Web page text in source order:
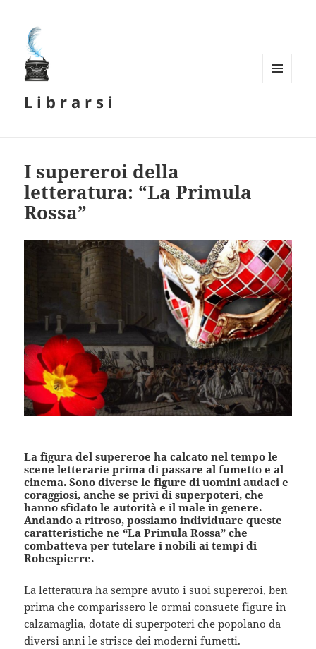
L i b r a r s i
I supereroi della
letteratura: “La Primula
Rossa”
La figura del supereroe ha calcato nel tempo le
scene letterarie prima di passare al fumetto e al
cinema. Sono diverse le figure di uomini audaci e
coraggiosi, anche se privi di superpoteri, che
hanno sfidato le autorità e il male in genere.
Andando a ritroso, possiamo individuare queste
caratteristiche ne “La Primula Rossa” che
combatteva per tutelare i nobili ai tempi di
Robespierre.
La letteratura ha sempre avuto i suoi supereroi, ben
prima che comparissero le ormai consuete figure in
calzamaglia, dotate di superpoteri che popolano da
diversi anni le strisce dei moderni fumetti.